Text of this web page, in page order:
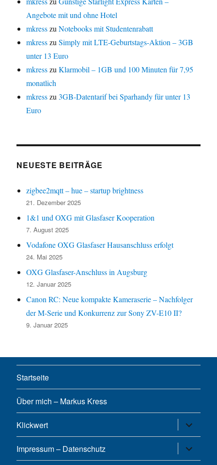
Angebote mit und ohne Hotel
mkresszuNotebooks mit Studentenrabatt
mkresszuSimply mit LTE-Geburtstags-Aktion – 3GB
unter 13 Euro
mkresszuKlarmobil – 1GB und 100 Minuten für 7,95
monatlich
mkresszu3GB-Datentarif bei Sparhandy für unter 13
Euro
NEUESTE BEITRÄGE
zigbee2mqtt – hue – startup brightness
21. Dezember 2025
1&1 und OXG mit Glasfaser Kooperation
7. August 2025
Vodafone OXG Glasfaser Hausanschluss erfolgt
24. Mai 2025
OXG Glasfaser-Anschluss in Augsburg
12. Januar 2025
Canon RC: Neue kompakte Kameraserie – Nachfolger
der M-Serie und Konkurrenz zur Sony ZV-E10 II?
9. Januar 2025
Startseite
Über mich – Markus Kress
Klickwert
öffnen
Impressum – Datenschutz
öffnen